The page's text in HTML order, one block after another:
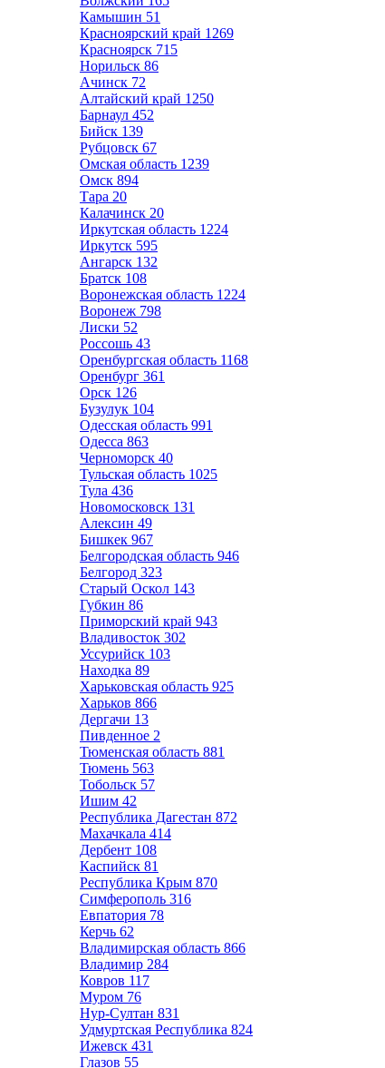
Камышин 51
Красноярский край 1269
Красноярск 715
Норильск 86
Ачинск 72
Алтайский край 1250
Барнаул 452
Бийск 139
Рубцовск 67
Омская область 1239
Омск 894
Тара 20
Калачинск 20
Иркутская область 1224
Иркутск 595
Ангарск 132
Братск 108
Воронежская область 1224
Воронеж 798
Лиски 52
Россошь 43
Оренбургская область 1168
Оренбург 361
Орск 126
Бузулук 104
Одесская область 991
Одесса 863
Черноморск 40
Тульская область 1025
Тула 436
Новомосковск 131
Алексин 49
Бишкек 967
Белгородская область 946
Белгород 323
Старый Оскол 143
Губкин 86
Приморский край 943
Владивосток 302
Уссурийск 103
Находка 89
Харьковская область 925
Харьков 866
Дергачи 13
Пивденное 2
Тюменская область 881
Тюмень 563
Тобольск 57
Ишим 42
Республика Дагестан 872
Махачкала 414
Дербент 108
Каспийск 81
Республика Крым 870
Симферополь 316
Евпатория 78
Керчь 62
Владимирская область 866
Владимир 284
Ковров 117
Муром 76
Нур-Султан 831
Удмуртская Республика 824
Ижевск 431
Глазов 55